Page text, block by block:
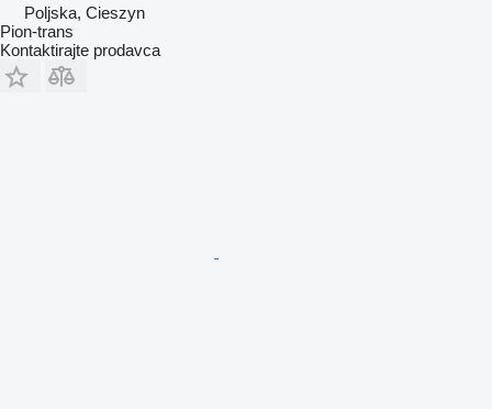
Poljska, Cieszyn
Pion-trans
Kontaktirajte prodavca